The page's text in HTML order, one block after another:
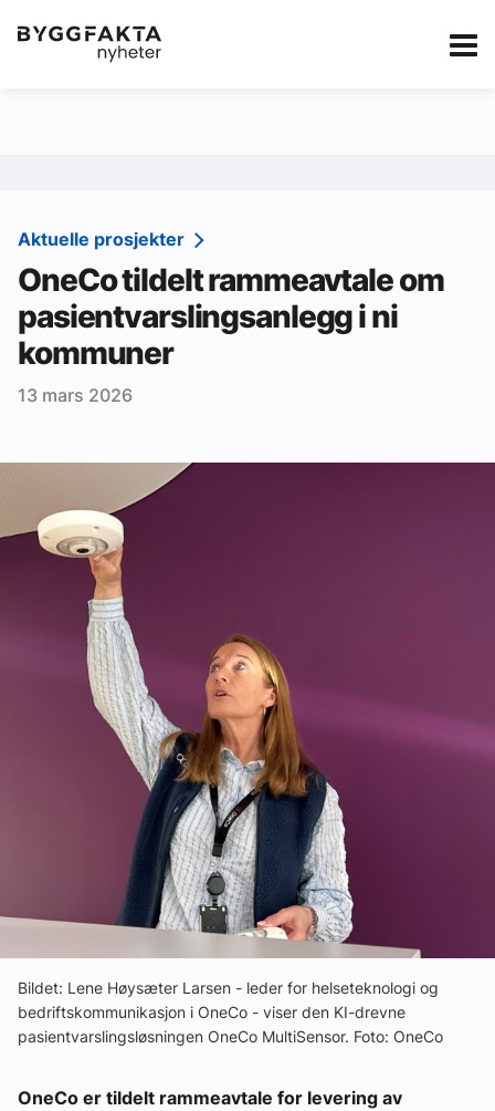
Kategorier Jobbmarkedet Annonsere i
Redaksjonen
Om Byggfakta
Annonsere
Tips oss
Ledige stillinger
Aktivitetskalender
Bransjekommentar
Aktuelle prosjekter
Aktuelle prosjekter
OneCo tildelt rammeavtale om
pasientvarslingsanlegg i ni
kommuner
13 mars 2026
Bildet: Lene Høysæter Larsen - leder for helseteknologi og
bedriftskommunikasjon i OneCo - viser den KI-drevne
pasientvarslingsløsningen OneCo MultiSensor. Foto: OneCo
OneCo er tildelt rammeavtale for levering av